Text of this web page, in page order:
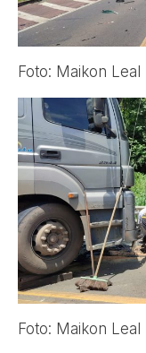
Foto: Maikon Leal
Foto: Maikon Leal